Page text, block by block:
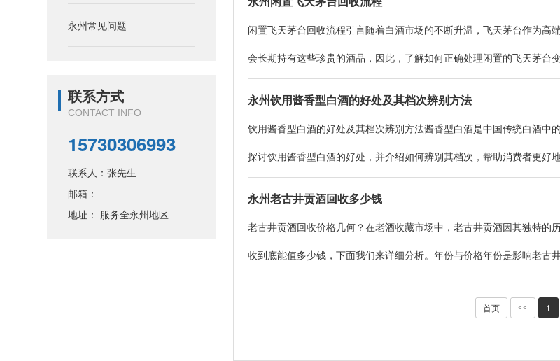
永州常见问题
联系方式
CONTACT INFO
15730306993
联系人：张先生
邮箱：
地址： 服务全永州地区
闲置飞天茅台回收流程引言随着白酒市场的不断升温，飞天茅台作为
会长期持有这些珍贵的酒品，因此，了解如何正确处理闲置的飞天茅台变
永州饮用酱香型白酒的好处及其档次辨别方法
饮用酱香型白酒的好处及其档次辨别方法酱香型白酒是中国传统白酒
探讨饮用酱香型白酒的好处，并介绍如何辨别其档次，帮助消费者更好地
永州老古井贡酒回收多少钱
老古井贡酒回收价格几何？在老酒收藏市场中，老古井贡酒因其独特
收到底能值多少钱，下面我们来详细分析。年份与价格年份是影响老古井
首页 << 1